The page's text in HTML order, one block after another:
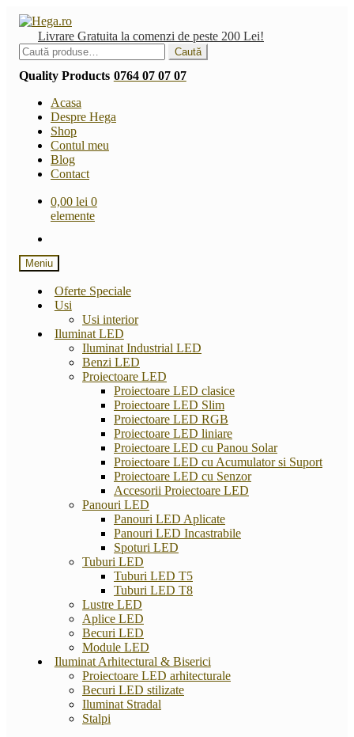
Sari
navigare
Sari
conținut
Livrare Gratuita la comenzi de peste 200 Lei!
Caută
după:
Caută
Quality Products 0764 07 07 07
Acasa
Despre Hega
Shop
Contul meu
Blog
Contact
0,00 lei 0
elemente
Meniu
Oferte Speciale
Usi
Usi interior
Iluminat LED
Iluminat Industrial LED
Benzi LED
Proiectoare LED
Proiectoare LED clasice
Proiectoare LED Slim
Proiectoare LED RGB
Proiectoare LED liniare
Proiectoare LED cu Panou Solar
Proiectoare LED cu Acumulator si Suport
Proiectoare LED cu Senzor
Accesorii Proiectoare LED
Panouri LED
Panouri LED Aplicate
Panouri LED Incastrabile
Spoturi LED
Tuburi LED
Tuburi LED T5
Tuburi LED T8
Lustre LED
Aplice LED
Becuri LED
Module LED
Iluminat Arhitectural & Biserici
Proiectoare LED arhitecturale
Becuri LED stilizate
Iluminat Stradal
Stalpi